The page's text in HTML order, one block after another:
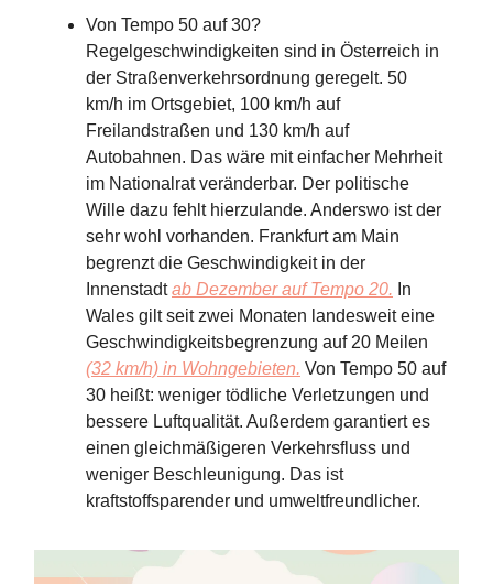
Von Tempo 50 auf 30?
Regelgeschwindigkeiten sind in Österreich in
der Straßenverkehrsordnung geregelt. 50
km/h im Ortsgebiet, 100 km/h auf
Freilandstraßen und 130 km/h auf
Autobahnen. Das wäre mit einfacher Mehrheit
im Nationalrat veränderbar. Der politische
Wille dazu fehlt hierzulande. Anderswo ist der
sehr wohl vorhanden. Frankfurt am Main
begrenzt die Geschwindigkeit in der
Innenstadtab Dezember auf Tempo 20. In
Wales gilt seit zwei Monaten landesweit eine
Geschwindigkeitsbegrenzung auf 20 Meilen
(32 km/h) in Wohngebieten. Von Tempo 50 auf
30 heißt: weniger tödliche Verletzungen und
bessere Luftqualität. Außerdem garantiert es
einen gleichmäßigeren Verkehrsfluss und
weniger Beschleunigung. Das ist
kraftstoffsparender und umweltfreundlicher.